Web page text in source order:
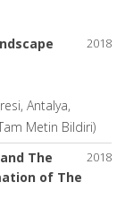
2018
Antalya,
Metin Bildiri)
2018
The
of The